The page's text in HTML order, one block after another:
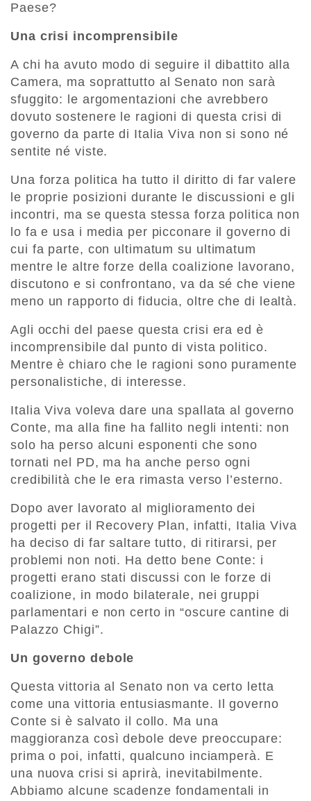
Paese?
Una crisi incomprensibile
A chi ha avuto modo di seguire il dibattito alla
Camera, ma soprattutto al Senato non sarà
sfuggito: le argomentazioni che avrebbero
dovuto sostenere le ragioni di questa crisi di
governo da parte di Italia Viva non si sono né
sentite né viste.
Una forza politica ha tutto il diritto di far valere
le proprie posizioni durante le discussioni e gli
incontri, ma se questa stessa forza politica non
lo fa e usa i media per picconare il governo di
cui fa parte, con ultimatum su ultimatum
mentre le altre forze della coalizione lavorano,
discutono e si confrontano, va da sé che viene
meno un rapporto di fiducia, oltre che di lealtà.
Agli occhi del paese questa crisi era ed è
incomprensibile dal punto di vista politico.
Mentre è chiaro che le ragioni sono puramente
personalistiche, di interesse.
Italia Viva voleva dare una spallata al governo
Conte, ma alla fine ha fallito negli intenti: non
solo ha perso alcuni esponenti che sono
tornati nel PD, ma ha anche perso ogni
credibilità che le era rimasta verso l’esterno.
Dopo aver lavorato al miglioramento dei
progetti per il Recovery Plan, infatti, Italia Viva
ha deciso di far saltare tutto, di ritirarsi, per
problemi non noti. Ha detto bene Conte: i
progetti erano stati discussi con le forze di
coalizione, in modo bilaterale, nei gruppi
parlamentari e non certo in “oscure cantine di
Palazzo Chigi”.
Un governo debole
Questa vittoria al Senato non va certo letta
come una vittoria entusiasmante. Il governo
Conte si è salvato il collo. Ma una
maggioranza così debole deve preoccupare:
prima o poi, infatti, qualcuno inciamperà. E
una nuova crisi si aprirà, inevitabilmente.
Abbiamo alcune scadenze fondamentali in